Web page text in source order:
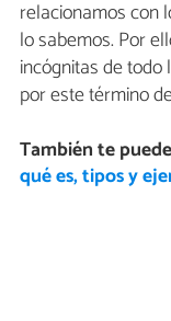
relacionamos con
lo sabemos. Por
incógnitas de
por este término
También te
qué es, tipos y